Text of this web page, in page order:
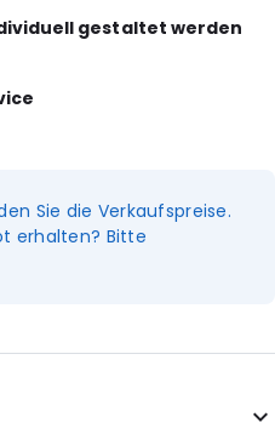
gestaltet werden
Sie die Verkaufspreise.
erhalten? Bitte